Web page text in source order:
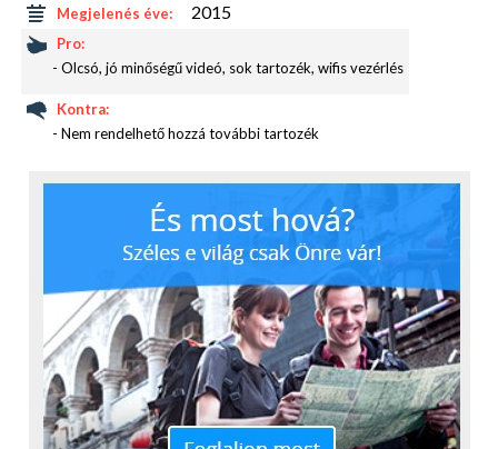
akkumulátor ellenére is, a gyárilag megadott 90 perc
egy feltöltéssel bőven megvan. Ez különösen annak
fényében szép teljesítmény, hogy beépített LCD-t,
azaz kijelzőt is kapunk a kamera hátlapján, amely kis
mérete (1,5″-os) ellenére alkalmas arra, hogy a
fontosabb részleteket pontosabban elhelyezhessük
a képen, azaz videózás közben látjuk, hogy mit
veszünk éppen. És ez nagy segítség.
Megjelenés éve: 2015
Pro:
- Olcsó, jó minőségű videó, sok tartozék, wifis vezérlés
Kontra:
- Nem rendelhető hozzá további tartozék